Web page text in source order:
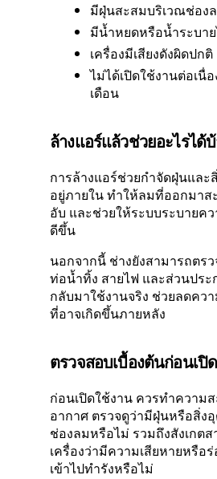
มีฝุ่นสะสมบริเวณช่อง
มีน้ำหยดหรือน้ำระบา
เครื่องมีเสียงดังผิดปกติ
ไม่ได้เปิดใช้งานต่อเนื่
เดือน
ล้างแอร์แล้วช่วยอะไรได้
การล้างแอร์ช่วยกำจัดฝุ่นและ
อยู่ภายใน ทำให้ลมที่ออกมา
อับ และช่วยให้ระบบระบายค
ดีขึ้น
นอกจากนี้ ช่างยังสามารถตร
ท่อน้ำทิ้ง สายไฟ และส่วนประ
กลับมาใช้งานจริง ช่วยลดคว
ที่อาจเกิดขึ้นภายหลัง
ตรวจสอบเบื้องต้นก่อนเปิ
ก่อนเปิดใช้งาน ควรทำความ
อากาศ ตรวจดูว่ามีฝุ่นหรือสิ่ง
ช่องลมหรือไม่ รวมถึงสังเกต
เครื่องว่ามีความเสียหายหรือ
เข้าไปทำรังหรือไม่